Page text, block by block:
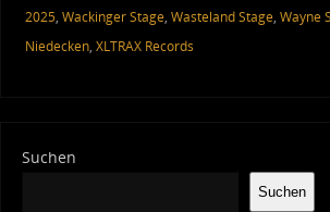
2025, Wackinger Stage, Wasteland Stage, Wayne
Niedecken, XLTRAX Records
Suchen
Suchen